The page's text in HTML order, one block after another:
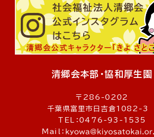
清郷会本部・協和厚生園
〒286-0202
千葉県富里市日吉倉1082-3
TEL：0476-93-1535
Mail：